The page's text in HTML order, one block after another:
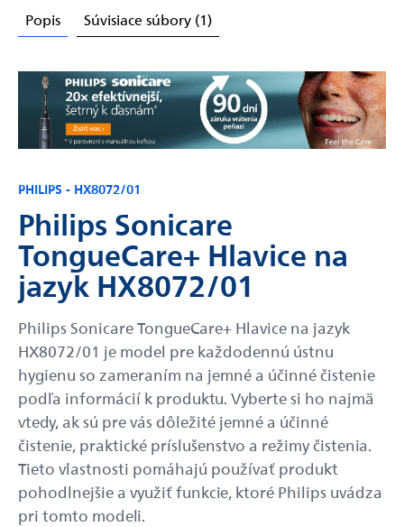
Popis Súvisiace súbory (1)
PHILIPS - HX8072/01
Philips Sonicare
TongueCare+ Hlavice na
jazyk HX8072/01
Philips Sonicare TongueCare+ Hlavice na jazyk
HX8072/01 je model pre každodennú ústnu
hygienu so zameraním na jemné a účinné čistenie
podľa informácií k produktu. Vyberte si ho najmä
vtedy, ak sú pre vás dôležité jemné a účinné
čistenie, praktické príslušenstvo a režimy čistenia.
Tieto vlastnosti pomáhajú používať produkt
pohodlnejšie a využiť funkcie, ktoré Philips uvádza
pri tomto modeli.